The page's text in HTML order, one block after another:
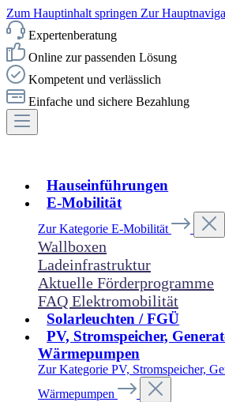
Zum Hauptinhalt springen Zur
Expertenberatung
Online zur passenden Lösung
Kompetent und verlässlich
Einfache und sichere Bezahlung
Hauseinführungen
E-Mobilität
Zur Kategorie E-Mobilität
Wallboxen
Ladeinfrastruktur
Aktuelle Förderprogramme
FAQ Elektromobilität
Solarleuchten / FGÜ
PV, Stromspeicher,
Wärmepumpen
Zur Kategorie PV, Stromspeicher,
Wärmepumpen